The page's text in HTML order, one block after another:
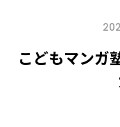
こどもマンガ